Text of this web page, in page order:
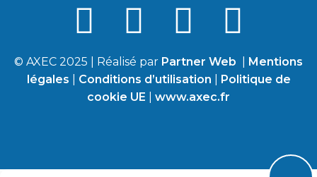
© AXEC 2025 | Réalisé par Partner Web
Mentions
légales
Conditions d’utilisation
Politique de
cookie UE
www.axec.fr